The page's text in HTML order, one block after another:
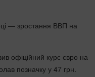
— зростання ВВП на
офіційний курс євро на
позначку у 47 грн.